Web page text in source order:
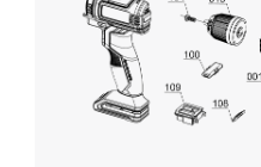
This
to trackers
visitor. The
the site